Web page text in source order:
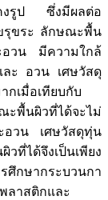
งรูป ซึ่งมีผลต่อ
รุขระ ลักษณะพื้น
อวน มีความใกล้
ละ อวน เศษวัสดุ
กเมื่อเทียบกับ
พื้นผิวที่ได้จะไม่
อวน เศษวัสดุทุ่น
ที่ได้จึงเป็นเพียง
กษากระบวนกา
าสติกและ